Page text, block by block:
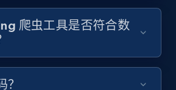
posts - Discover videos by
Youtuber md5, Video url,
爬虫工具是否符合数
？